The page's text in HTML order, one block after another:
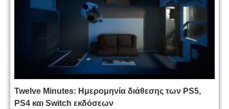
Twelve Minutes: Ημερομηνία διάθεσης των PS5,
PS4 και Switch εκδόσεων